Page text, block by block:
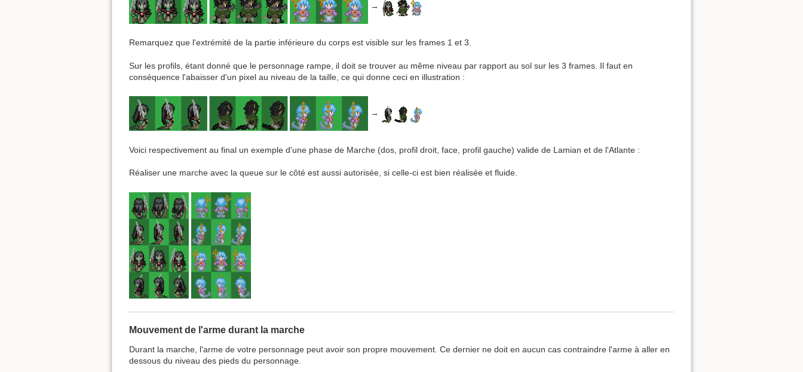
→
Remarquez que l'extrémité de la partie inférieure du corps est visible sur les frames 1 et 3.
Sur les profils, étant donné que le personnage rampe, il doit se trouver au même niveau par rapport au sol sur les 3 frames. Il faut en
conséquence l'abaisser d'un pixel au niveau de la taille, ce qui donne ceci en illustration :
→
Voici respectivement au final un exemple d'une phase de Marche (dos, profil droit, face, profil gauche) valide de Lamian et de l'Atlante :
Réaliser une marche avec la queue sur le côté est aussi autorisée, si celle-ci est bien réalisée et fluide.
Mouvement de l'arme durant la marche
Durant la marche, l'arme de votre personnage peut avoir son propre mouvement. Ce dernier ne doit en aucun cas contraindre l'arme à aller en
dessous du niveau des pieds du personnage.